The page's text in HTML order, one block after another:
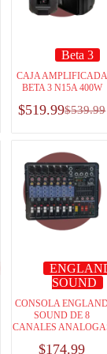
Beta 3
CAJA AMPLIFICADA
BETA 3 N15A 400W
$539.99
$519.99
SOUND
CONSOLA
SOUND DE 8
CANALES
$174.99